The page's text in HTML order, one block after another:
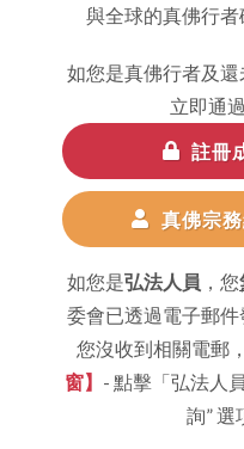
與全球的真佛行者
如您是真佛行者及
立即通
註冊
真佛宗
如您是弘法人員 ，您
委會已透過電子郵
您沒收到相關電郵
窗】 - 點擊「弘法人
詢” 選